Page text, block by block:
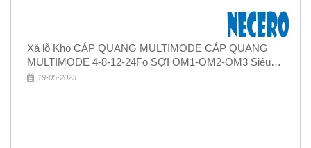
Xả lỗ Kho CÁP QUANG MULTIMODE CÁP QUANG
MULTIMODE 4-8-12-24Fo SỢI OM1-OM2-OM3 Siêu
Rẻ 5k
19-05-2023